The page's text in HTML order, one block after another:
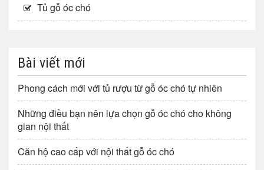
Tủ gỗ óc chó
Bài viết mới
Phong cách mới với tủ rượu từ gỗ óc chó tự nhiên
Những điều bạn nên lựa chọn gỗ óc chó cho không
gian nội thất
Căn hộ cao cấp với nội thất gỗ óc chó